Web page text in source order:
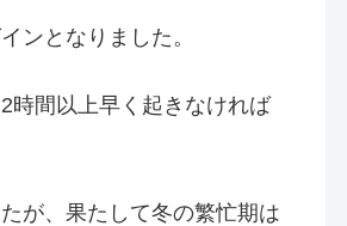
ンとなりました。
時間以上早く起きなければ
が、果たして冬の繁忙期は